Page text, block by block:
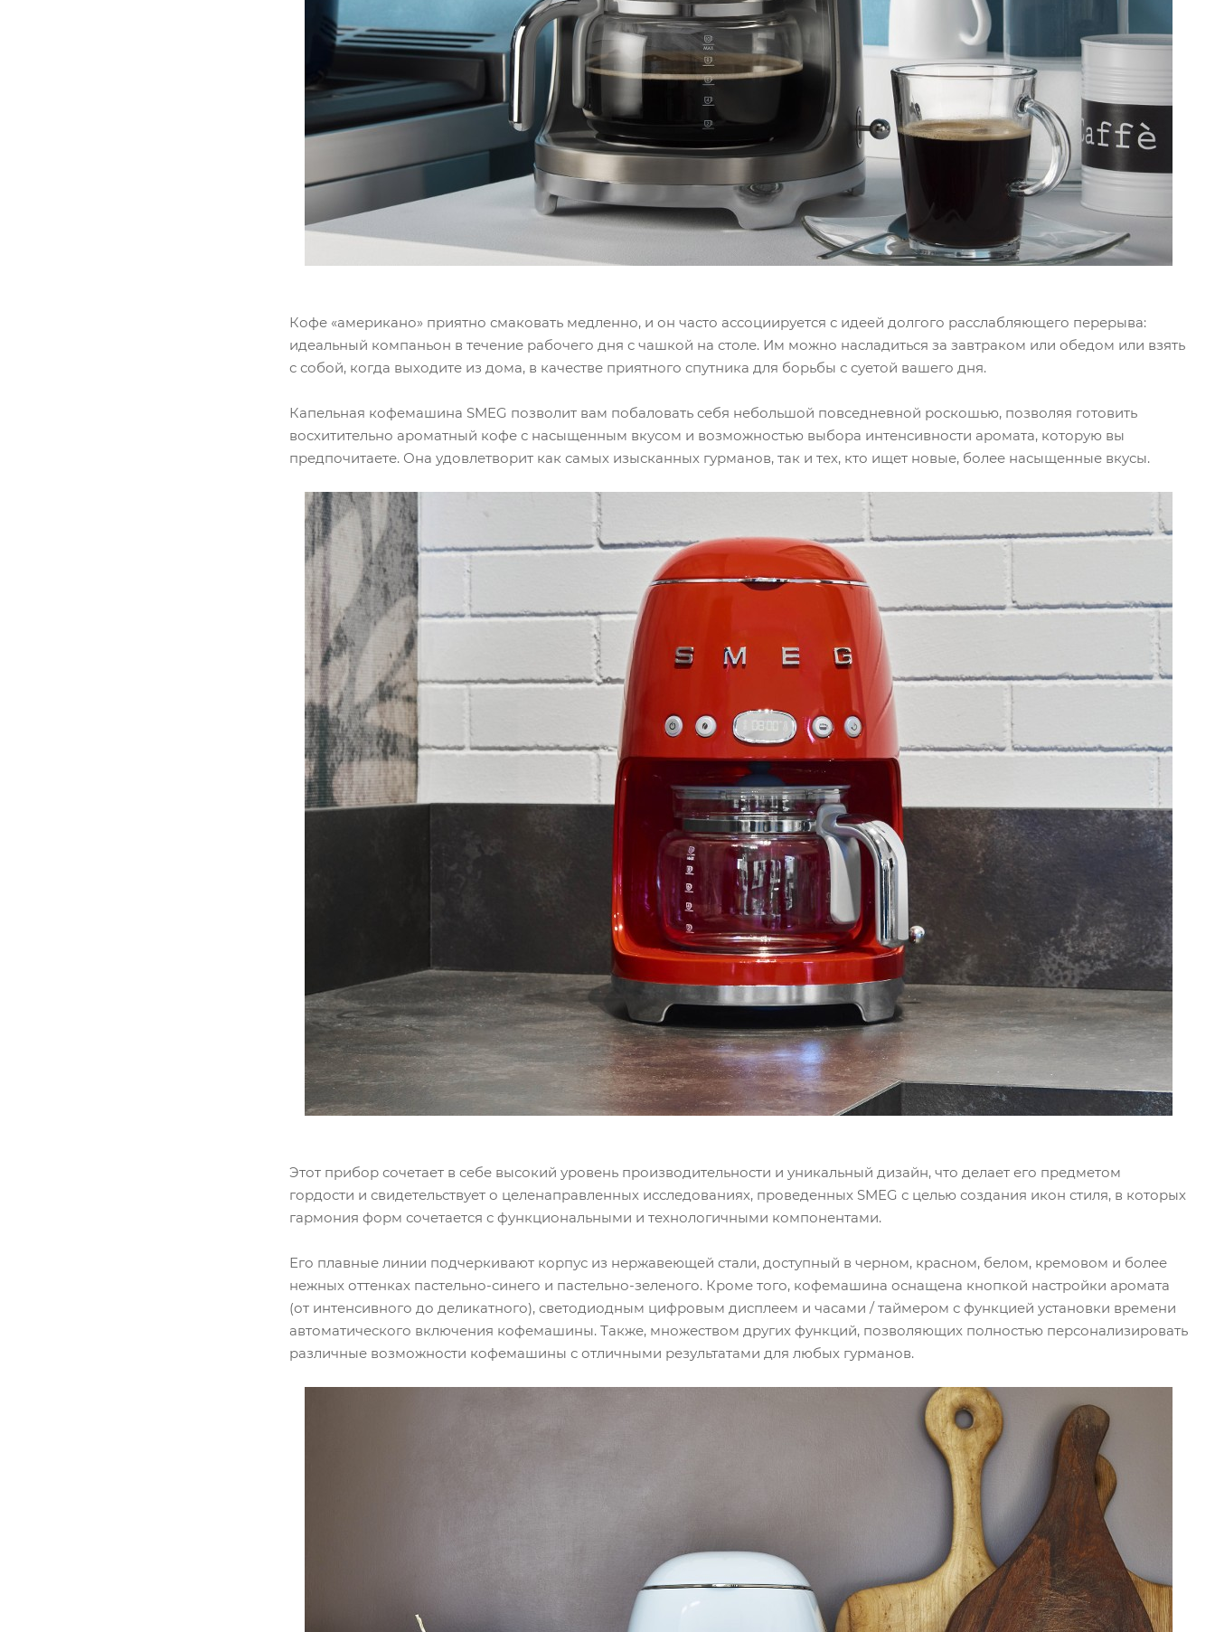
Кофе «американо» приятно смаковать медленно, и он часто ассоциируется с идеей долгого расслабляющего перерыва:
идеальный компаньон в течение рабочего дня с чашкой на столе. Им можно насладиться за завтраком или обедом или взять
с собой, когда выходите из дома, в качестве приятного спутника для борьбы с суетой вашего дня.
Капельная кофемашина SMEG позволит вам побаловать себя небольшой повседневной роскошью, позволяя готовить
восхитительно ароматный кофе с насыщенным вкусом и возможностью выбора интенсивности аромата, которую вы
предпочитаете. Она удовлетворит как самых изысканных гурманов, так и тех, кто ищет новые, более насыщенные вкусы.
Этот прибор сочетает в себе высокий уровень производительности и уникальный дизайн, что делает его предметом
гордости и свидетельствует о целенаправленных исследованиях, проведенных SMEG с целью создания икон стиля, в которых
гармония форм сочетается с функциональными и технологичными компонентами.
Его плавные линии подчеркивают корпус из нержавеющей стали, доступный в черном, красном, белом, кремовом и более
нежных оттенках пастельно-синего и пастельно-зеленого. Кроме того, кофемашина оснащена кнопкой настройки аромата
(от интенсивного до деликатного), светодиодным цифровым дисплеем и часами / таймером с функцией установки времени
автоматического включения кофемашины. Также, множеством других функций, позволяющих полностью персонализировать
различные возможности кофемашины с отличными результатами для любых гурманов.